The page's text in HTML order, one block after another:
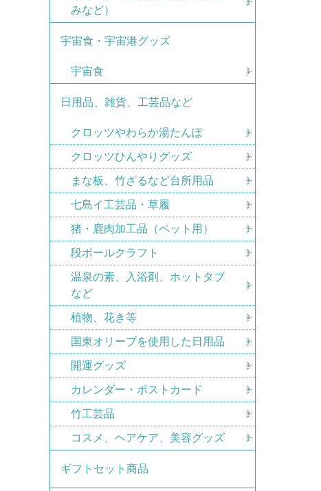
みなど）
宇宙食・宇宙港グッズ
宇宙食
日用品、雑貨、工芸品など
クロッツやわらか湯たんぽ
クロッツひんやりグッズ
まな板、竹ざるなど台所用品
七島イ工芸品・草履
猪・鹿肉加工品（ペット用）
段ボールクラフト
温泉の素、入浴剤、ホットタブ
など
植物、花き等
国東オリーブを使用した日用品
開運グッズ
カレンダー・ポストカード
竹工芸品
コスメ、ヘアケア、美容グッズ
ギフトセット商品